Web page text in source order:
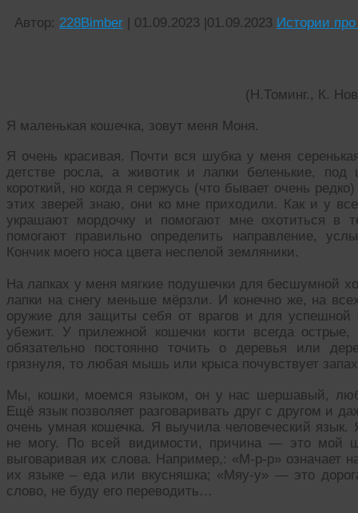
Автор: 228Bimber | 01.09.2023 |01.09.2023 Истории
(Н.Томинг., К.
Я маленькая кошечка, зовут меня Моня.
Я очень красивая. Почти вся шубка у меня
детстве росла, а животик и лапки беленькие, под
короткий, но когда я сержусь (что бывает очень
этих зверей знаю, они ко мне приходили. Как и у
украшают мордочку и помогают мне охотиться
помогают правильно определить направление,
Кончик моего носа цвета неспелой земляники.
На лапках у меня мягкие подушечки для бесшумной
лапки на снегу меньше мёрзли. И конечно же, на
оружие для защиты себя от врагов и для успешной
убежит. У прилежной кошечки когти всегда
обязательно постоянно точить о деревья или
грязнуля, то любая мышь или крыса почувствует
Мы, кошки, моемся языком, он у нас шершавый,
Ещё язык позволяет разговаривать друг с другом и
очень умная кошечка. Я выучила человеческий язык.
не могу. По всей видимости, причина — это мой
выговаривая их слова. Например,: «М-р-р» означает
их языке – еда или вкусняшка; «Мяу-у» — это
слово, не буду его переводить…